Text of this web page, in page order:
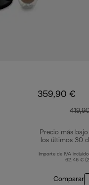
359,90 €
Precio más bajo
los últimos 30
Importe de IVA
62,46 €
Comparar